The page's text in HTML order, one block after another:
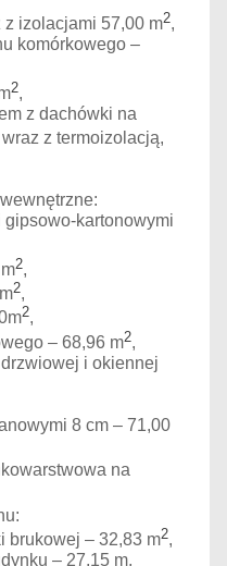
izolacjami 57,00 m2,
komórkowego –
2,
z dachówki na
wraz z termoizolacją,
gipsowo-kartonowymi
2,
2,
2,
– 68,96 m2,
i okiennej
8 cm – 71,00
na
brukowej – 32,83 m2,
– 27,15 m,